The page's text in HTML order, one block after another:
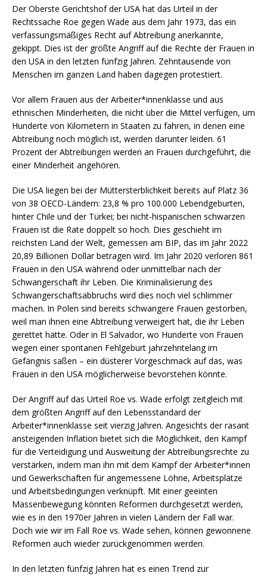
Der Oberste Gerichtshof der USA hat das Urteil in der
Rechtssache Roe gegen Wade aus dem Jahr 1973, das ein
verfassungsmäßiges Recht auf Abtreibung anerkannte,
gekippt. Dies ist der größte Angriff auf die Rechte der Frauen in
den USA in den letzten fünfzig Jahren. Zehntausende von
Menschen im ganzen Land haben dagegen protestiert.
Vor allem Frauen aus der Arbeiter*innenklasse und aus
ethnischen Minderheiten, die nicht über die Mittel verfügen, um
Hunderte von Kilometern in Staaten zu fahren, in denen eine
Abtreibung noch möglich ist, werden darunter leiden. 61
Prozent der Abtreibungen werden an Frauen durchgeführt, die
einer Minderheit angehören.
Die USA liegen bei der Müttersterblichkeit bereits auf Platz 36
von 38 OECD-Ländern: 23,8 % pro 100.000 Lebendgeburten,
hinter Chile und der Türkei; bei nicht-hispanischen schwarzen
Frauen ist die Rate doppelt so hoch. Dies geschieht im
reichsten Land der Welt, gemessen am BIP, das im Jahr 2022
20,89 Billionen Dollar betragen wird. Im Jahr 2020 verloren 861
Frauen in den USA während oder unmittelbar nach der
Schwangerschaft ihr Leben. Die Kriminalisierung des
Schwangerschaftsabbruchs wird dies noch viel schlimmer
machen. In Polen sind bereits schwangere Frauen gestorben,
weil man ihnen eine Abtreibung verweigert hat, die ihr Leben
gerettet hätte. Oder in El Salvador, wo Hunderte von Frauen
wegen einer spontanen Fehlgeburt jahrzehntelang im
Gefängnis saßen – ein düsterer Vorgeschmack auf das, was
Frauen in den USA möglicherweise bevorstehen könnte.
Der Angriff auf das Urteil Roe vs. Wade erfolgt zeitgleich mit
dem größten Angriff auf den Lebensstandard der
Arbeiter*innenklasse seit vierzig Jahren. Angesichts der rasant
ansteigenden Inflation bietet sich die Möglichkeit, den Kampf
für die Verteidigung und Ausweitung der Abtreibungsrechte zu
verstärken, indem man ihn mit dem Kampf der Arbeiter*innen
und Gewerkschaften für angemessene Löhne, Arbeitsplätze
und Arbeitsbedingungen verknüpft. Mit einer geeinten
Massenbewegung könnten Reformen durchgesetzt werden,
wie es in den 1970er Jahren in vielen Ländern der Fall war.
Doch wie wir im Fall Roe vs. Wade sehen, können gewonnene
Reformen auch wieder zurückgenommen werden.
In den letzten fünfzig Jahren hat es einen Trend zur